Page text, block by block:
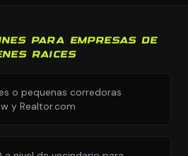
PARA EMPRESAS DE
RAICES
o pequenas corredoras
y Realtor.com